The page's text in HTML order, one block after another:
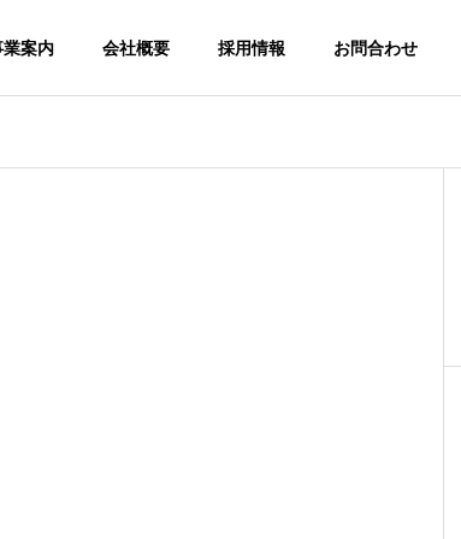
業案内 会社概要 採用情報 お問合わせ